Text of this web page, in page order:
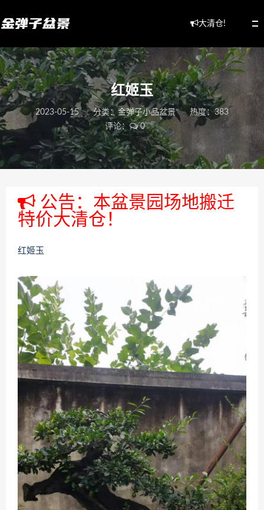
大清仓!
红姬玉
2023-05-15 分类：金弹子小品盆景
热度：383
评论：
0
公告：本盆景园场地搬迁
特价大清仓！
红姬玉